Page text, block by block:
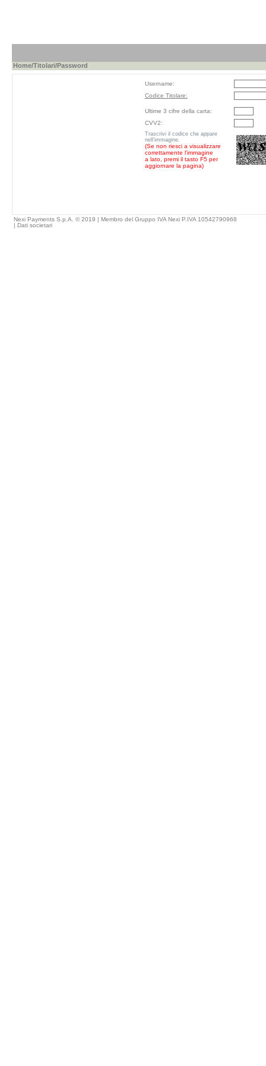
Home/Titolari/Password
Username:
Codice Titolare:
Ultime 3 cifre della carta:
CVV2:
Trascrivi il codice che appare
nell'immagine.
(Se non riesci a visualizzare
correttamente l'immagine
a lato, premi il tasto F5 per
aggiornare la pagina)
Nexi Payments S.p.A. © 2019 | Membro del Gruppo IVA Nexi P.IVA 10542790968
| Dati societari